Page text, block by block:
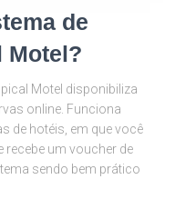
de
Motel?
Motel disponibiliza
online. Funciona
de hotéis, em que você
recebe um voucher de
sendo bem prático